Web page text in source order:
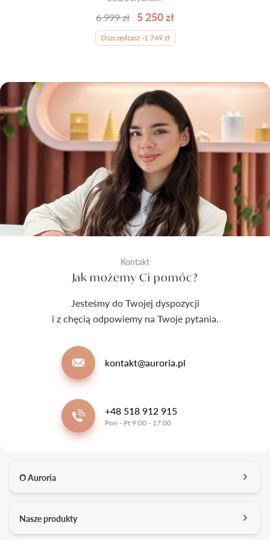
6 999 zł 5 250 zł
Oszczędzasz -1 749 zł
Kontakt
Jak możemy Ci pomóc?
Jesteśmy do Twojej dyspozycji
i z chęcią odpowiemy na Twoje pytania.
kontakt@auroria.pl
+48 518 912 915
Pon - Pt 9:00 - 17:00
O Auroria
Kontakt
Nasze produkty